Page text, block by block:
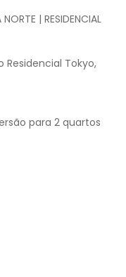
| RESIDENCIAL
Tokyo,
para 2 quartos